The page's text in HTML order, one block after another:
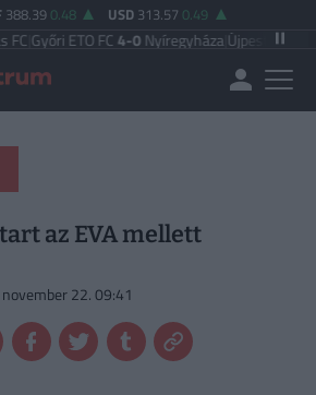
388.39 0.48 USD 313.57 0.49
FC4-0Nyíregyháza|Újpest FC 4-2
az EVA mellett
22. 09:41